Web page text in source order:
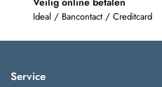
Ideal / Bancontact / Creditcard
Service